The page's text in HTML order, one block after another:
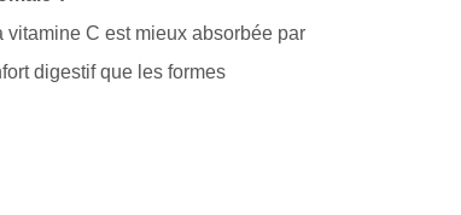
vitamine C est mieux absorbée par
digestif que les formes